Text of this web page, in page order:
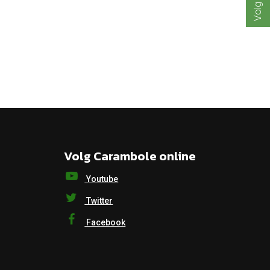
Volg Carambole online
Youtube
Twitter
Facebook